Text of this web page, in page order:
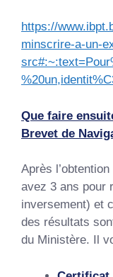
https://
minscrire-a-un-
Que faire
Brevet de
Après
avez 3 ans pour
inversement) et
des résultats
du Ministère. Il